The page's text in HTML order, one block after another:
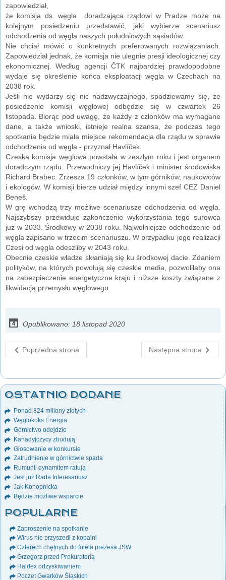
zapowiedział,
że komisja ds. węgla doradzająca rządowi w Pradze może na
kolejnym posiedzeniu przedstawić, jaki wybierze scenariusz
odchodzenia od węgla naszych południowych sąsiadów.
Nie chciał mówić o konkretnych preferowanych rozwiązaniach.
Zapowiedział jednak, że komisja nie ulegnie presji ideologicznej czy
ekonomicznej. Według agencji ČTK najbardziej prawdopodobne
wydaje się określenie końca eksploatacji węgla w Czechach na
2038 rok.
Jeśli nie wydarzy się nic nadzwyczajnego, spodziewamy się, że
posiedzenie komisji węglowej odbędzie się w czwartek 26
listopada. Biorąc pod uwagę, że każdy z członków ma wymagane
dane, a także wnioski, istnieje realna szansa, że ​​podczas tego
spotkania będzie miała miejsce rekomendacja dla rządu w sprawie
odchodzenia od węgla - przyznał Havlíček.
Czeska komisja węglowa powstała w zeszłym roku i jest organem
doradczym rządu. Przewodniczy jej Havlíček i minister środowiska
Richard Brabec. Zrzesza 19 członków, w tym górników, naukowców
i ekologów. W komisji bierze udział między innymi szef CEZ Daniel
Beneš.
W grę wchodzą trzy możliwe scenariusze odchodzenia od węgla.
Najszybszy przewiduje zakończenie wykorzystania tego surowca
już w 2033. Środkowy w 2038 roku. Najwolniejsze odchodzenie od
węgla zapisano w trzecim scenariuszu. W przypadku jego realizacji
Czesi od węgla odeszliby w 2043 roku.
Obecnie czeskie władze skłaniają się ku środkowej dacie. Zdaniem
polityków, na których powołują się czeskie media, pozwoliłaby ona
na zabezpieczenie energetyczne kraju i niższe koszty związane z
likwidacją przemysłu węglowego.
Opublikowano: 18 listopad 2020
Poprzedna strona Następna strona
OSTATNIO DODANE
Ponad 824 miliony złotych
Węglokoks Energia
Górnictwo odejdzie
Kanadyjczycy zbudują
Głosowanie w konkursie
Zatrudnienie w górnictwie spada
Rumunii dynamitem ratują
Jest już Rada Interesariusz
Jak Konopnicka
Będzie możliwe wsparcie
POPULARNE
Zaproszenie na spotkanie
Wirus nie przyszedł z kopalni
Czterech chętnych do fotela prezesa JSW
Grzegorz przed Prokuratorią
Haldex odzyskiwaniem
Poczet Gwarków Śląskich